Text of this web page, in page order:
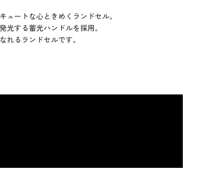
ートな心ときめくランドセル。
する蓄光ハンドルを採用。
れるランドセルです。